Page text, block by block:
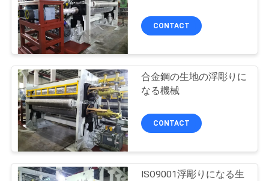
CONTACT
合金鋼の生地の浮彫りに
なる機械
CONTACT
ISO9001浮彫りになる生